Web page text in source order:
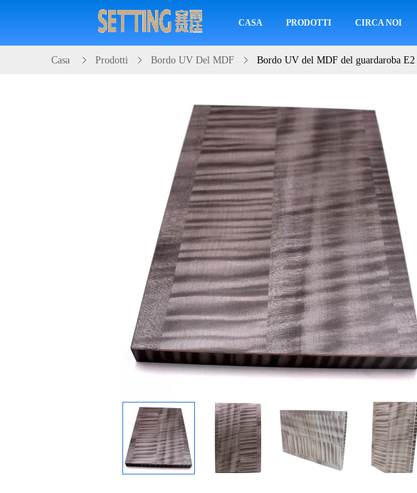
CASA PRODOTTI CIRCA NOI
Casa Prodotti Bordo UV Del MDF Bordo UV del MDF del guardaroba